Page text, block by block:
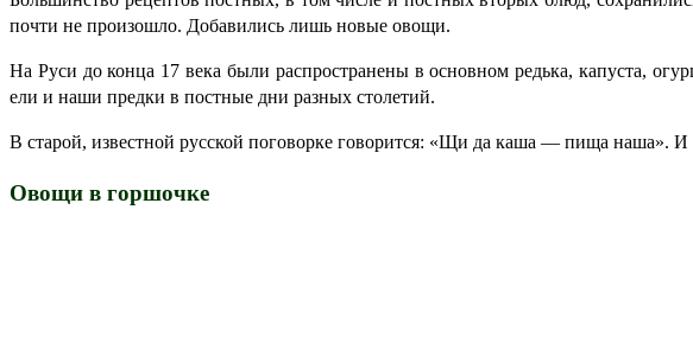
почти не произошло. Добавились лишь новые овощи.
На Руси до конца 17 века были распространены в основном редька, капуста,
ели и наши предки в постные дни разных столетий.
В старой, известной русской поговорке говорится: «Щи да каша — пища наша».
Овощи в горшочке